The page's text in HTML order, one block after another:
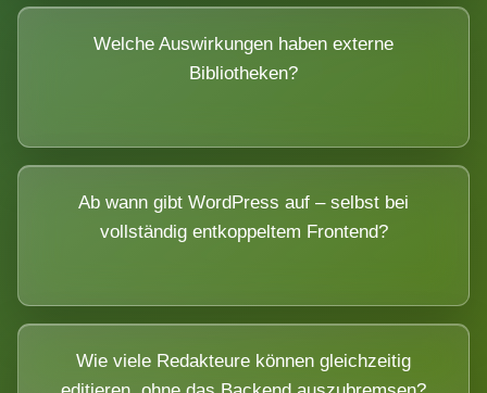
Welche Auswirkungen haben externe
Bibliotheken?
Ab wann gibt WordPress auf – selbst bei
vollständig entkoppeltem Frontend?
Wie viele Redakteure können gleichzeitig